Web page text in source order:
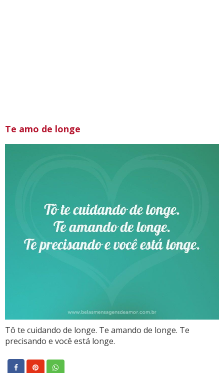
Te amo de longe
Tô te cuidando de longe. Te amando de longe. Te
precisando e você está longe.